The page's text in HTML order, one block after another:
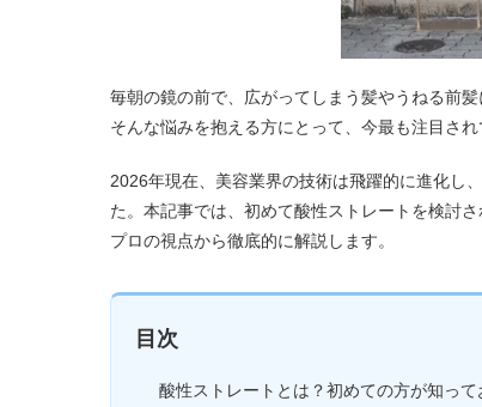
毎朝の鏡の前で、広がってしまう髪やうねる前
そんな悩みを抱える方にとって、今最も注目さ
2026年現在、美容業界の技術は飛躍的に進化し
た。本記事では、初めて酸性ストレートを検討
プロの視点から徹底的に解説します。
目次
酸性ストレートとは？初めての方が知っ